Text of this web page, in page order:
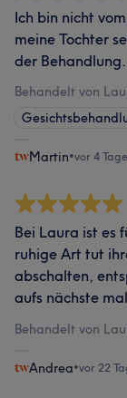
Ich bin nicht
meine Tochter
der
Behandelt von
Martin•vor 4
Bei Laura ist es
ruhige Art tut
abschalten,
aufs nächste mal
Behandelt von
Andrea•vor 22